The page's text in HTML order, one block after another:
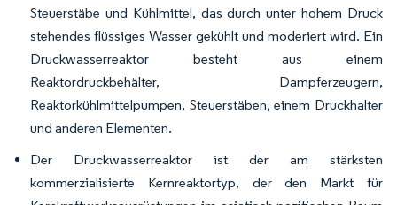
Steuerstäbe und Kühlmittel, das durch unter hohem Druck
stehendes flüssiges Wasser gekühlt und moderiert wird. Ein
Druckwasserreaktor besteht aus einem
Reaktordruckbehälter, Dampferzeugern,
Reaktorkühlmittelpumpen, Steuerstäben, einem Druckhalter
und anderen Elementen.
Der Druckwasserreaktor ist der am stärksten
kommerzialisierte Kernreaktortyp, der den Markt für